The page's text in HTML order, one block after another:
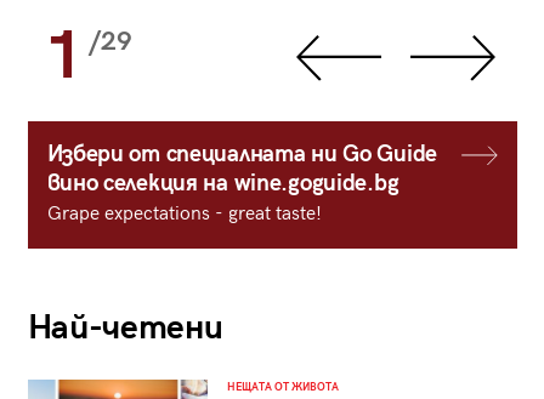
1 /29
Избери от специалната ни Go Guide
вино селекция на wine.goguide.bg
Grape expectations - great taste!
Най-четени
НЕЩАТА ОТ ЖИВОТА